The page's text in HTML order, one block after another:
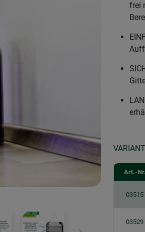
frei
Art.-Nr.
03515
03529